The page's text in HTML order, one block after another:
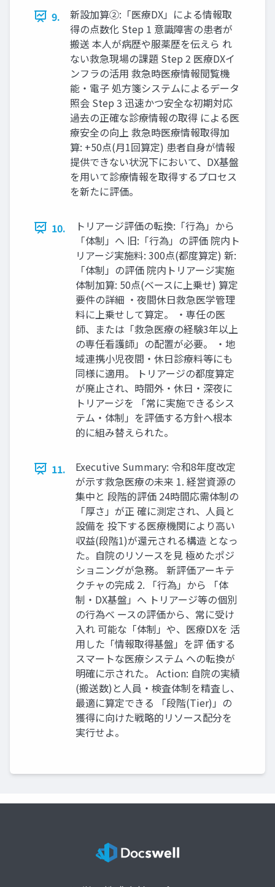
9.
新設加算②:「医療DX」による情報取
得の点数化 Step 1 意識障害の患者が
搬送 本人が病歴や服薬歴を伝えら れ
ない救急現場の課題 Step 2 医療DXイ
ンフラの活用 救急時医療情報閲覧機
能・電子 処方箋システムによるデータ
照会 Step 3 迅速かつ安全な初期対応
過去の正確な診療情報の取得 による医
療安全の向上 救急時医療情報取得加
算: +50点(月1回算定) 患者自身が情報
提供できない状況下において、DX基盤
を用いて診療情報を取得するプロセス
を新たに評価。
10.
トリアージ評価の転換:「行為」から
「体制」へ 旧:「行為」の評価 院内ト
リアージ実施料: 300点(都度算定) 新:
「体制」の評価 院内トリアージ実施
体制加算: 50点(ベースに上乗せ) 算定
要件の詳細 ・夜間休日救急医学管理
料に上乗せして算定。 ・専任の医
師、または「救急医療の経験3年以上
の専任看護師」の配置が必要。 ・地
域連携小児夜間・休日診療料等にも
同様に適用。 トリアージの都度算定
が廃止され、時間外・休日・深夜に
トリアージを 「常に実施できるシス
テム・体制」を評価する方針へ根本
的に組み替えられた。
11.
Executive Summary: 令和8年度改定
が示す救急医療の未来 1. 経営資源の
集中と 段階的評価 24時間応需体制の
「厚さ」が正 確に測定され、人員と
設備を 投下する医療機関により高い
収益(段階1)が還元される構造 となっ
た。自院のリソースを見 極めたポジ
ショニングが急務。 新評価アーキテ
クチャの完成 2. 「行為」から 「体
制・DX基盤」へ トリアージ等の個別
の行為べ ースの評価から、常に受け
入れ 可能な「体制」や、医療DXを 活
用した「情報取得基盤」を評 価する
スマートな医療システム への転換が
明確に示された。 Action: 自院の実績
(搬送数)と人員・検査体制を精査し、
最適に算定できる 「段階(Tier)」の
獲得に向けた戦略的リソース配分を
実行せよ。